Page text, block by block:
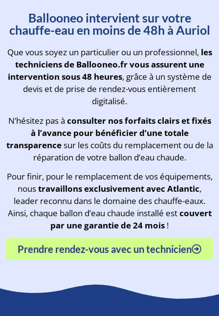
Planifiez l'intervention d'un de
nos experts en moins d'une
minute
Ballooneo intervient sur votre
chauffe-eau en moins de 48h à Auriol
Que vous soyez un particulier ou un professionnel, les
techniciens de Ballooneo.fr vous assurent une
intervention sous 48 heures, grâce à un système de
devis et de prise de rendez-vous entièrement
digitalisé.
N’hésitez pas à consulter nos forfaits clairs et fixés
à l’avance pour bénéficier d’une totale
transparencesur les coûts du remplacement ou de la
réparation de votre ballon d’eau chaude.
Pour finir, pour le remplacement de vos équipements,
noustravaillons exclusivement avec Atlantic,
leader reconnu dans le domaine des chauffe-eaux.
Ainsi, chaque ballon d’eau chaude installé estcouvert
par une garantie de 24 mois !
Prendre rendez-vous avec un technicien